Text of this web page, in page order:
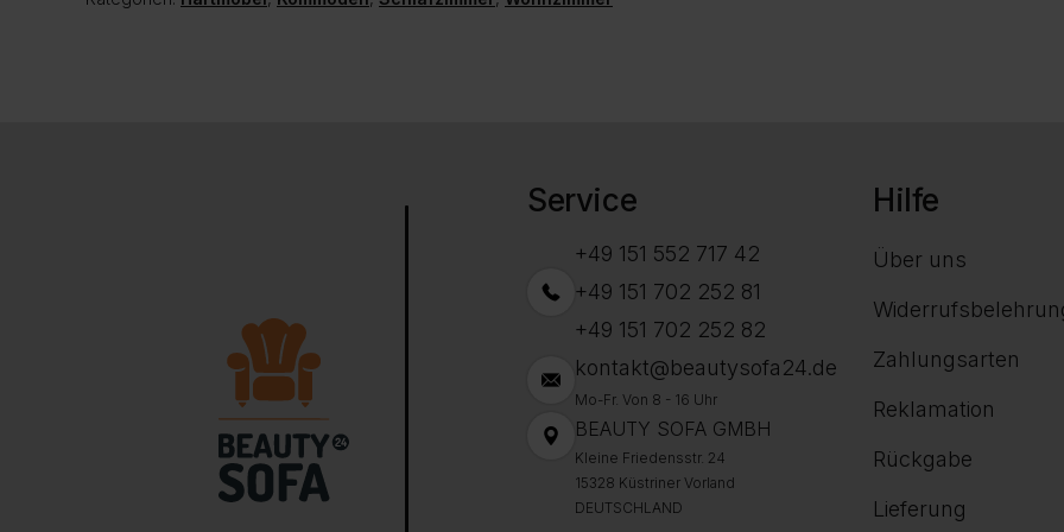
Service
+49 151 552 717 42
+49 151 702 252 81
+49 151 702 252 82
kontakt@beautysofa24.de
Mo-Fr. Von 8 - 16 Uhr
BEAUTY SOFA GMBH
Kleine Friedensstr. 24
15328 Küstriner Vorland
DEUTSCHLAND
Hilfe
Über uns
Zahlungsarten
Reklamation
Rückgabe
Lieferung